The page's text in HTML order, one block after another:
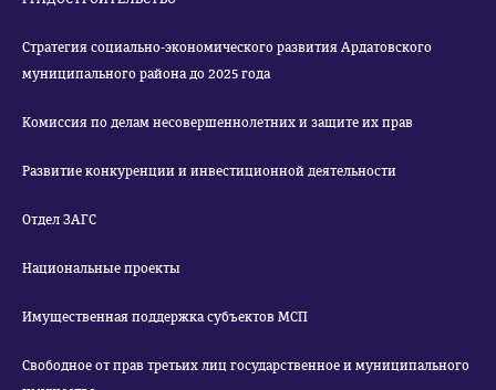
Стратегия социально-экономического развития Ардатовского
муниципального района до 2025 года
Комиссия по делам несовершеннолетних и защите их прав
Развитие конкуренции и инвестиционной деятельности
Отдел ЗАГС
Национальные проекты
Имущественная поддержка субъектов МСП
Свободное от прав третьих лиц государственное и муниципального